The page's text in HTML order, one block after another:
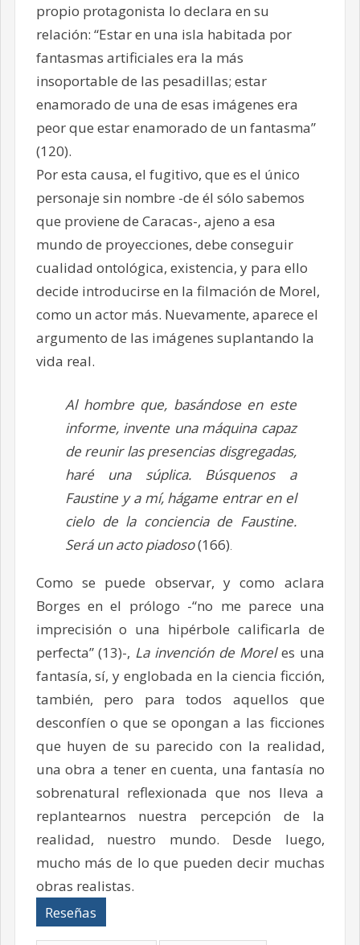
propio protagonista lo declara en su
relación: “Estar en una isla habitada por
fantasmas artificiales era la más
insoportable de las pesadillas; estar
enamorado de una de esas imágenes era
peor que estar enamorado de un fantasma”
(120).
Por esta causa, el fugitivo, que es el único
personaje sin nombre -de él sólo sabemos
que proviene de Caracas-, ajeno a esa
mundo de proyecciones, debe conseguir
cualidad ontológica, existencia, y para ello
decide introducirse en la filmación de Morel,
como un actor más. Nuevamente, aparece el
argumento de las imágenes suplantando la
vida real.
Al hombre que, basándose en este
informe, invente una máquina capaz
de reunir las presencias disgregadas,
haré una súplica. Búsquenos a
Faustine y a mí, hágame entrar en el
cielo de la conciencia de Faustine.
Será un acto piadoso(166).
Como se puede observar, y como aclara
Borges en el prólogo -“no me parece una
imprecisión o una hipérbole calificarla de
perfecta” (13)-, La invención de Moreles una
fantasía, sí, y englobada en la ciencia ficción,
también, pero para todos aquellos que
desconfíen o que se opongan a las ficciones
que huyen de su parecido con la realidad,
una obra a tener en cuenta, una fantasía no
sobrenatural reflexionada que nos lleva a
replantearnos nuestra percepción de la
realidad, nuestro mundo. Desde luego,
mucho más de lo que pueden decir muchas
obras realistas.
Reseñas